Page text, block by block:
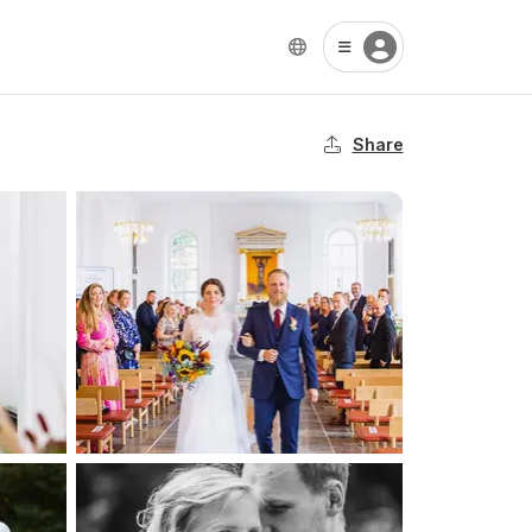
Share